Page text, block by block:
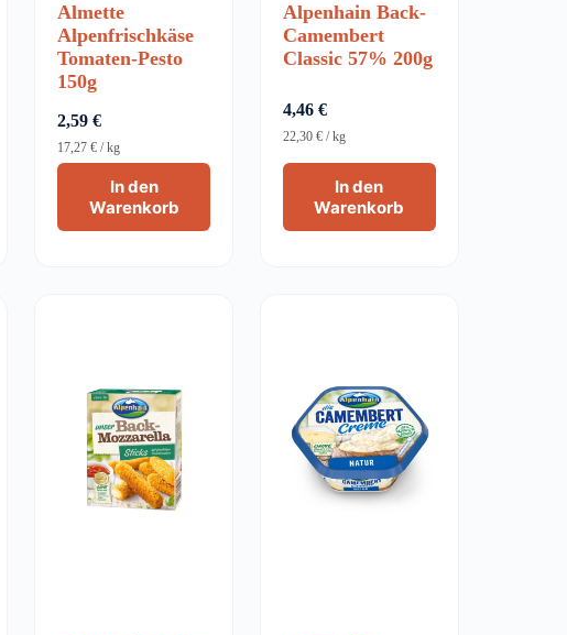
Almette
Alpenfrischkäse
Tomaten-Pesto
150g
2,59€
In den
Warenkorb
17,27€ /kg
Alpenhain Back-
Camembert
Classic 57% 200g
4,46 €
In den
Warenkorb
22,30 €/kg